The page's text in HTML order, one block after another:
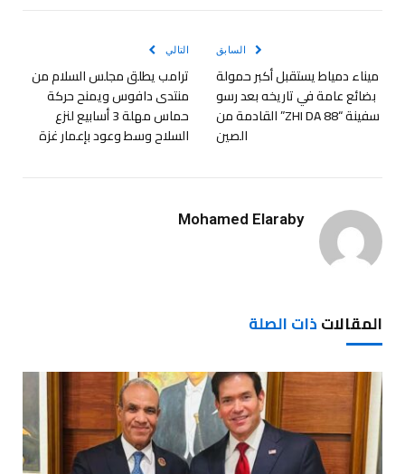
السابق
ميناء دمياط يستقبل أكبر حمولة
بضائع عامة في تاريخه بعد رسو
سفينة “ZHI DA 88” القادمة من
الصين
التالي
ترامب يطلق مجلس السلام من
منتدى دافوس ويمنح حركة
حماس مهلة 3 أسابيع لنزع
السلاح وسط وعود بإعمار غزة
Mohamed Elaraby
المقالاتذات الصلة